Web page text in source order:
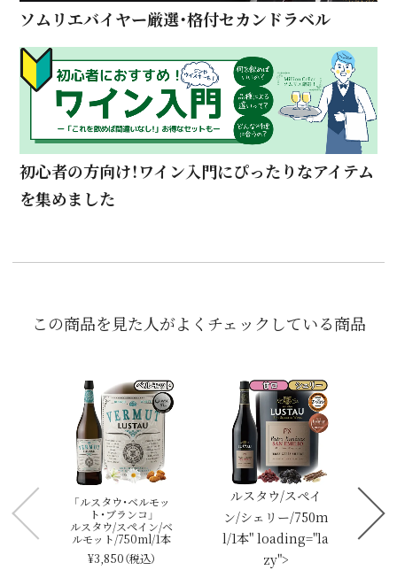
ソムリエバイヤー厳選・格付セカンドラベル
初心者の方向け！ワイン入門にぴったりなアイテム
を集めました
この商品を見た人がよくチェックしている商品
「ルスタウ・ベルモッ
ト・ブランコ」
ルスタウ/スペイン/ベ
ルモット/750ml/1本
¥3,850（税込）
ルスタウ/スペイ
ン/シェリー/750m
l/1本" loading="la
zy">